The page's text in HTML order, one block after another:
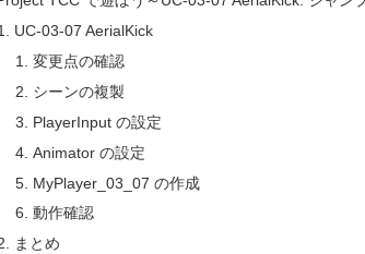
UC-03-07 AerialKick
変更点の確認
シーンの複製
PlayerInput の設定
Animator の設定
MyPlayer_03_07 の作成
動作確認
まとめ